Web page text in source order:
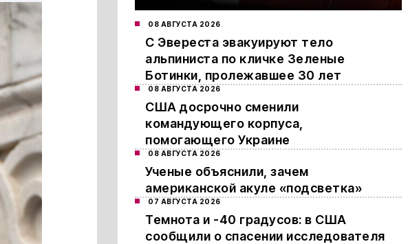
08 АВГУСТА 2026
С Эвереста эвакуируют тело
альпиниста по кличке Зеленые
Ботинки, пролежавшее 30 лет
08 АВГУСТА 2026
США досрочно сменили
командующего корпуса,
помогающего Украине
08 АВГУСТА 2026
Ученые объяснили, зачем
американской акуле «подсветка»
07 АВГУСТА 2026
Темнота и -40 градусов: в США
сообщили о спасении исследователя